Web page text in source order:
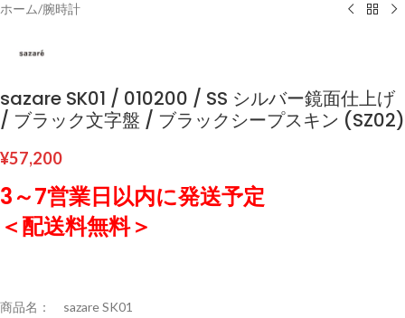
ホーム/腕時計
sazare SK01 / 010200 / SS シルバー鏡面仕上げ
/ ブラック文字盤 / ブラックシープスキン (SZ02)
¥57,200
3～7営業日以内に発送予定
＜配送料無料＞
商品名： sazare SK01